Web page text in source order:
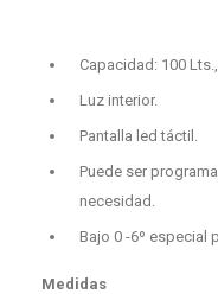
⁠Capacidad: 100
⁠Luz interior.
⁠Pantalla led táctil.
Puede ser
necesidad.
Bajo 0 -6º especial
Medidas